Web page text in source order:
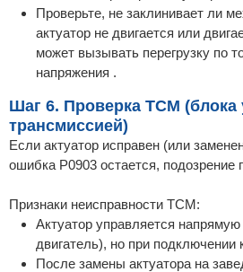
Проверьте, не заклинивает ли
актуатор не двигается или
может вызывать перегрузку по
напряжения .
Шаг 6. Проверка TCM (блока
трансмиссией)
Если актуатор исправен (или
ошибка P0903 остается, подозрение
Признаки неисправности TCM:
Актуатор управляется
двигатель), но при подключении
После замены актуатора на